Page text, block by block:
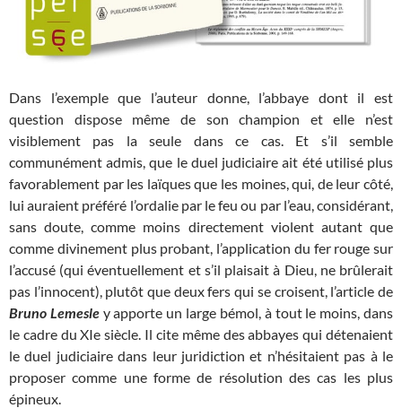
Dans l’exemple que l’auteur donne, l’abbaye dont il est
question dispose même de son champion et elle n’est
visiblement pas la seule dans ce cas. Et s’il semble
communément admis, que le duel judiciaire ait été utilisé plus
favorablement par les laïques que les moines, qui, de leur côté,
lui auraient préféré l’ordalie par le feu ou par l’eau, considérant,
sans doute, comme moins directement violent autant que
comme divinement plus probant, l’application du fer rouge sur
l’accusé (qui éventuellement et s’il plaisait à Dieu, ne brûlerait
pas l’innocent), plutôt que deux fers qui se croisent, l’article de
Bruno Lemesley apporte un large bémol, à tout le moins, dans
le cadre du XIe siècle. Il cite même des abbayes qui détenaient
le duel judiciaire dans leur juridiction et n’hésitaient pas à le
proposer comme une forme de résolution des cas les plus
épineux.